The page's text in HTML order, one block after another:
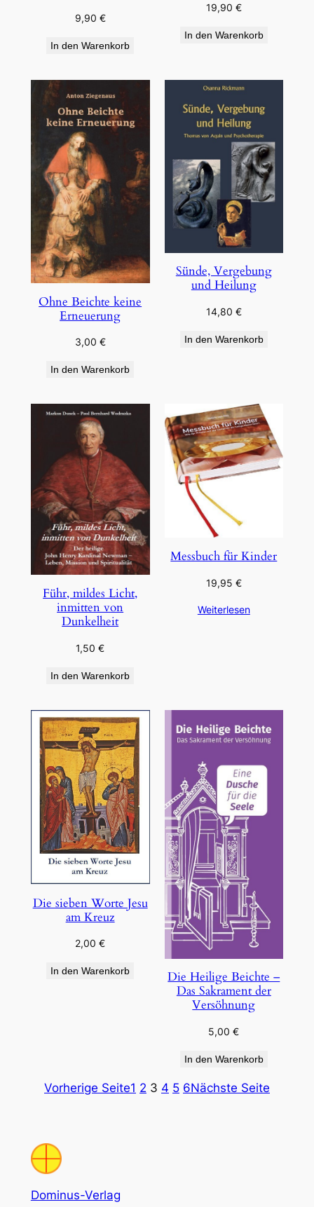
9,90 €
In den Warenkorb
19,90 €
In den Warenkorb
Ohne Beichte keine
Erneuerung
3,00 €
In den Warenkorb
Sünde, Vergebung
und Heilung
14,80 €
In den Warenkorb
Führ, mildes Licht,
inmitten von
Dunkelheit
1,50€
In den Warenkorb
Messbuch für Kinder
19,95 €
Weiterlesen
Die sieben Worte Jesu
am Kreuz
2,00€
In den Warenkorb
Die Heilige Beichte –
Das Sakrament der
Versöhnung
5,00€
In den Warenkorb
Vorherige Seite1 2 3 4 5 6Nächste Seite
Dominus-Verlag